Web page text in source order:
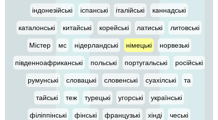
індонезійські іспанські італійські каннадські
каталонські китайські корейські латиські литовські
Містер мс нідерландські німецькі норвезькі
південноафриканські польські португальські російські
румунські словацькі словенські суахілські та
тайські теж турецькі угорські українські
філіппінські фінські французькі хінді чеські